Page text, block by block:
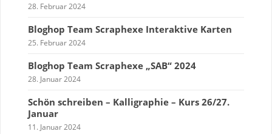
28. Februar 2024
Bloghop Team Scraphexe Interaktive Karten
25. Februar 2024
Bloghop Team Scraphexe „SAB“ 2024
28. Januar 2024
Schön schreiben – Kalligraphie – Kurs 26/27.
Januar
11. Januar 2024